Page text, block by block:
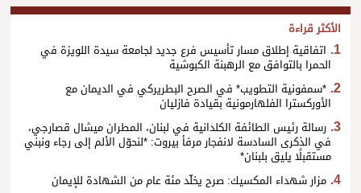
الأكثر قراءة
اتفاقية إطلاق مسار تأسيس فرع جديد لجامعة سيدة اللويزة في
الحمرا بالتوافق مع الرهبنة الكبوشية
*سمفونية التطويب* في الصرح البطريركي في الديمان مع
الأوركسترا الفلهارمونية بقيادة فازليان
رسالة رئيس الطائفة الكلدانية في لبنان، المطران ميشال قصارجي،
في الذكرى السادسة لانفجار مرفأ بيروت: *لنحوّل الألم إلى رجاء ونبني
مستقبلًا يليق بلبنان*
مزار شهداء المكسيك: صرح يخلّد مئة عام من الشهادة للإيمان